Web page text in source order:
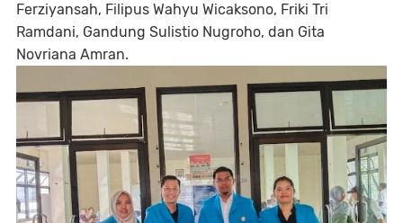
Ferziyansah, Filipus Wahyu Wicaksono, Friki Tri
Ramdani, Gandung Sulistio Nugroho, dan Gita
Novriana Amran.